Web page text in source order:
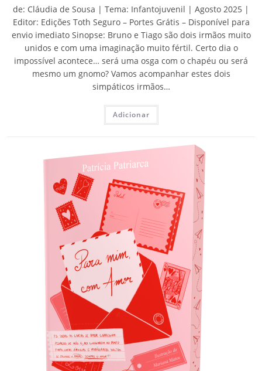
de: Cláudia de Sousa | Tema: Infantojuvenil | Agosto 2025 |
Editor: Edições Toth Seguro – Portes Grátis – Disponível para
envio imediato Sinopse: Bruno e Tiago são dois irmãos muito
unidos e com uma imaginação muito fértil. Certo dia o
impossível acontece… será uma osga com o chapéu ou será
mesmo um gnomo? Vamos acompanhar estes dois
simpáticos irmãos…
Adicionar